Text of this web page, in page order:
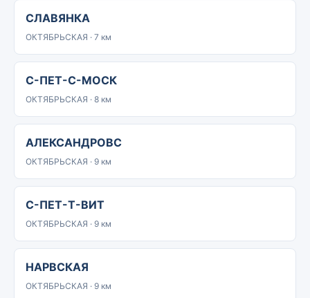
СЛАВЯНКА
ОКТЯБРЬСКАЯ · 7 км
С-ПЕТ-С-МОСК
ОКТЯБРЬСКАЯ · 8 км
АЛЕКСАНДРОВС
ОКТЯБРЬСКАЯ · 9 км
С-ПЕТ-Т-ВИТ
ОКТЯБРЬСКАЯ · 9 км
НАРВСКАЯ
ОКТЯБРЬСКАЯ · 9 км